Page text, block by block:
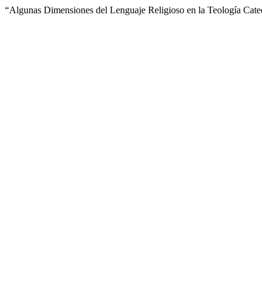
“Algunas Dimensiones del Lenguaje Religioso en la Teología